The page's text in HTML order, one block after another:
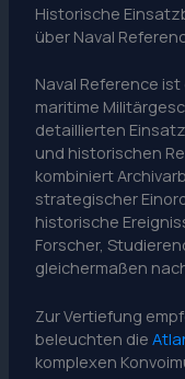
Historische
über Naval
Naval Reference
maritime
detaillierten
und historischen
kombiniert
strategischer
historische
Forscher,
gleichermaßen
Zur Vertiefung
beleuchten die
komplexen